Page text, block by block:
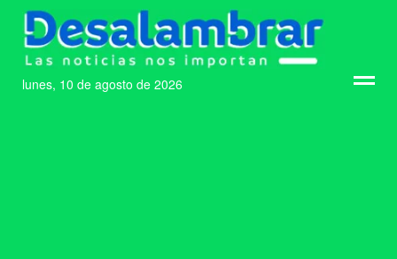
lunes, 10 de agosto de 2026